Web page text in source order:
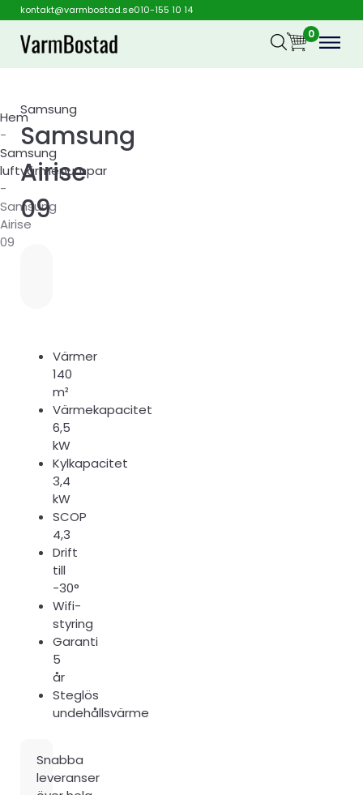
kontakt@varmbostad.se010-155 10 14
0
Hem
-
Samsung
luftvärmepumpar
-
Samsung
Airise
09
Samsung
Samsung
Airise
09
Värmer
140
m²
Värmekapacitet
6,5
kW
Kylkapacitet
3,4
kW
SCOP
4,3
Drift
till
-30°
Wifi-
styring
Garanti
5
år
Steglös
undehållsvärme
Snabba
leveranser